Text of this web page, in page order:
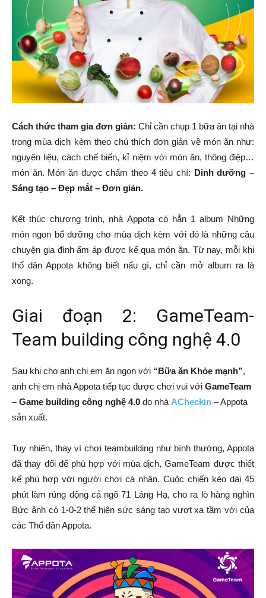
Cách thức tham gia đơn giản: Chỉ cần chụp 1 bữa ăn tại nhà
trong mùa dịch kèm theo chú thích đơn giản về món ăn như:
nguyên liệu, cách chế biến, kỉ niệm với món ăn, thông điệp…
món ăn. Món ăn được chấm theo 4 tiêu chí: Dinh dưỡng –
Sáng tạo – Đẹp mắt – Đơn giản.
Kết thúc chương trình, nhà Appota có hẳn 1 album Những
món ngon bổ dưỡng cho mùa dịch kèm với đó là những câu
chuyện gia đình ấm áp được kể qua món ăn. Từ nay, mỗi khi
thổ dân Appota không biết nấu gì, chỉ cần mở album ra là
xong.
Giai đoạn 2: GameTeam-
Team building công nghệ 4.0
Sau khi cho anh chị em ăn ngon với “Bữa ăn Khỏe mạnh”,
anh chị em nhà Appota tiếp tục được chơi vui với GameTeam
– Game building công nghệ 4.0 do nhà ACheckin – Appota
sản xuất.
Tuy nhiên, thay vì chơi teambuilding như bình thường, Appota
đã thay đổi để phù hợp với mùa dịch, GameTeam được thiết
kế phù hợp với người chơi cá nhân. Cuộc chiến kéo dài 45
phút làm rúng động cả ngõ 71 Láng Hạ, cho ra lò hàng nghìn
Bức ảnh có 1-0-2 thể hiện sức sáng tạo vượt xa tầm với của
các Thổ dân Appota.